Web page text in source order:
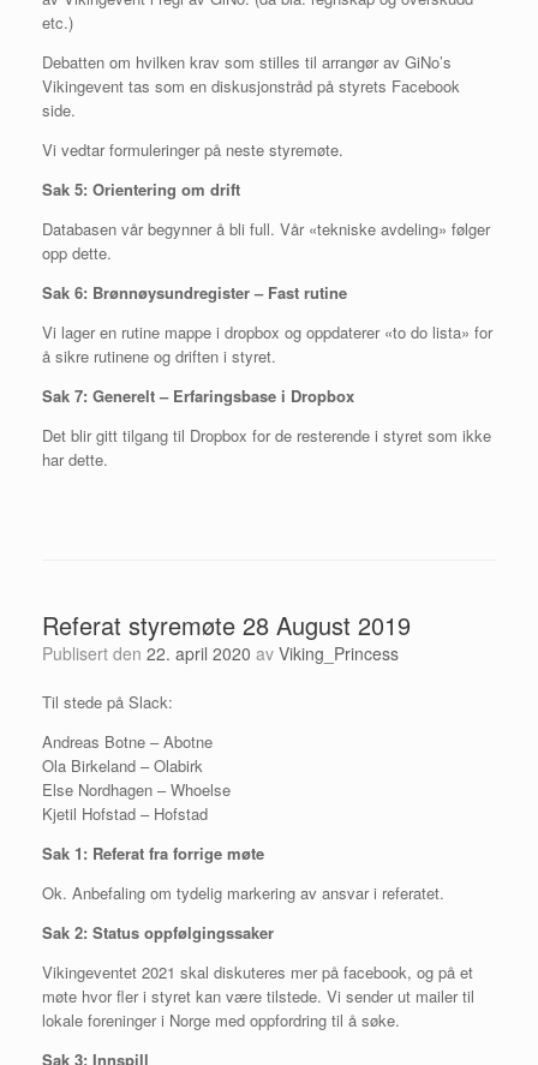
etc.)
Debatten om hvilken krav som stilles til arrangør av GiNo’s
Vikingevent tas som en diskusjonstråd på styrets Facebook
side.
Vi vedtar formuleringer på neste styremøte.
Sak 5: Orientering om drift
Databasen vår begynner å bli full. Vår «tekniske avdeling» følger
opp dette.
Sak 6: Brønnøysundregister – Fast rutine
Vi lager en rutine mappe i dropbox og oppdaterer «to do lista» for
å sikre rutinene og driften i styret.
Sak 7: Generelt – Erfaringsbase i Dropbox
Det blir gitt tilgang til Dropbox for de resterende i styret som ikke
har dette.
Referat styremøte 28 August 2019
Publisert den 22. april 2020 av Viking_Princess
Til stede på Slack:
Andreas Botne – Abotne
Ola Birkeland – Olabirk
Else Nordhagen – Whoelse
Kjetil Hofstad – Hofstad
Sak 1: Referat fra forrige møte
Ok. Anbefaling om tydelig markering av ansvar i referatet.
Sak 2: Status oppfølgingssaker
Vikingeventet 2021 skal diskuteres mer på facebook, og på et
møte hvor fler i styret kan være tilstede. Vi sender ut mailer til
lokale foreninger i Norge med oppfordring til å søke.
Sak 3: Innspill